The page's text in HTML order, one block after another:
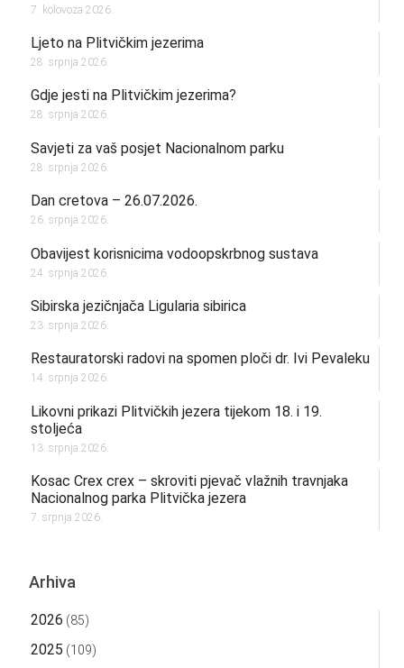
7. kolovoza 2026.
Ljeto na Plitvičkim jezerima
28. srpnja 2026.
Gdje jesti na Plitvičkim jezerima?
28. srpnja 2026.
Savjeti za vaš posjet Nacionalnom parku
28. srpnja 2026.
Dan cretova – 26.07.2026.
26. srpnja 2026.
Obavijest korisnicima vodoopskrbnog sustava
24. srpnja 2026.
Sibirska jezičnjača Ligularia sibirica
23. srpnja 2026.
Restauratorski radovi na spomen ploči dr. Ivi Pevaleku
14. srpnja 2026.
Likovni prikazi Plitvičkih jezera tijekom 18. i 19.
stoljeća
13. srpnja 2026.
Kosac Crex crex – skroviti pjevač vlažnih travnjaka
Nacionalnog parka Plitvička jezera
7. srpnja 2026.
Arhiva
2026 (85)
2025 (109)